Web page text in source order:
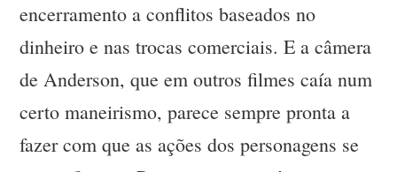
encerramento a conflitos baseados no
dinheiro e nas trocas comerciais. E a câmera
de Anderson, que em outros filmes caía num
certo maneirismo, parece sempre pronta a
fazer com que as ações dos personagens se